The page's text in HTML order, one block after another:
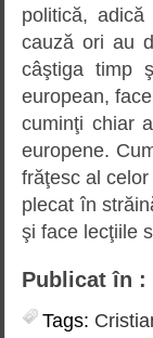
politică,
cauză ori au
câştiga timp
european,
cuminţi chiar
europene.
frăţesc al
plecat în
şi face lecţiile
Publicat în :
Tags: